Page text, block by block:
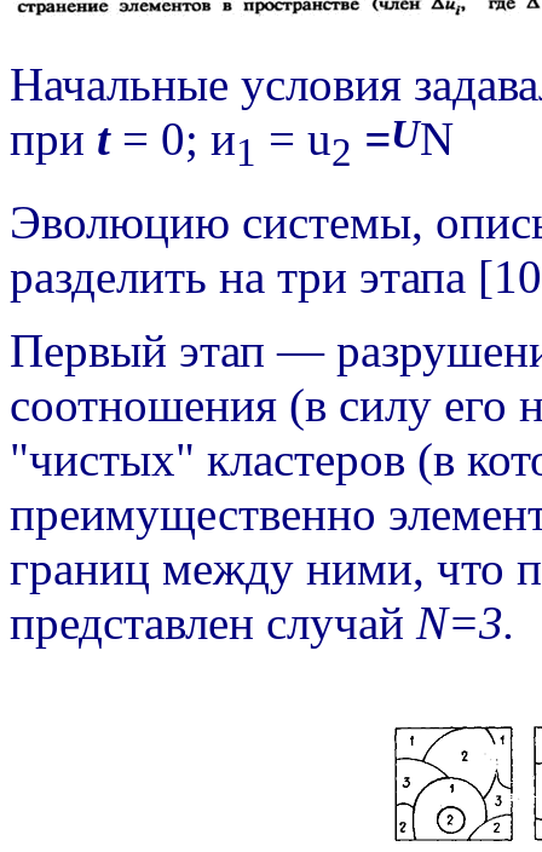
Начальные условия
при t = 0; и1 = u2 =UN
Эволюцию системы,
разделить на три этапа
Первый этап —
соотношения (в силу его
"чистых" кластеров (в
преимущественно
границ между ними, что
представлен случай N=3.